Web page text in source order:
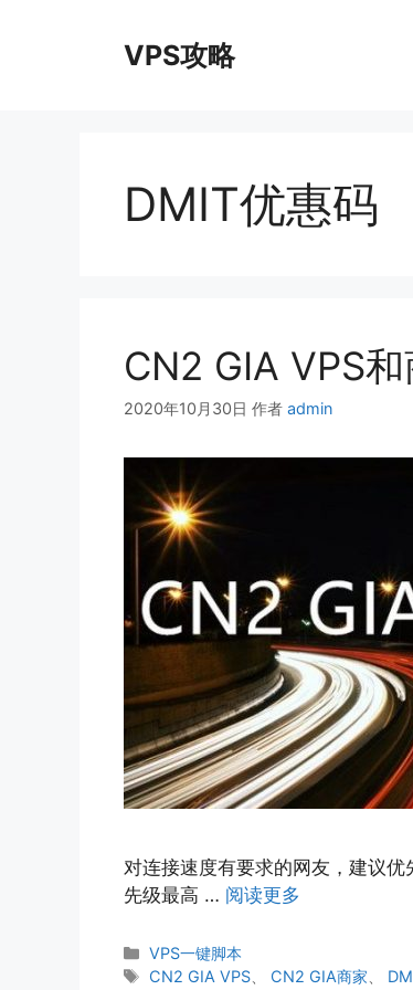
VPS攻略
DMIT优惠码
CN2 GIA VPS
2020年10月30日 作者 admin
对连接速度有要求的网友，建议
先级最高 … 阅读更多
分
类
VPS一键脚本
标
CN2 GIA VPS CN2 GIA商家